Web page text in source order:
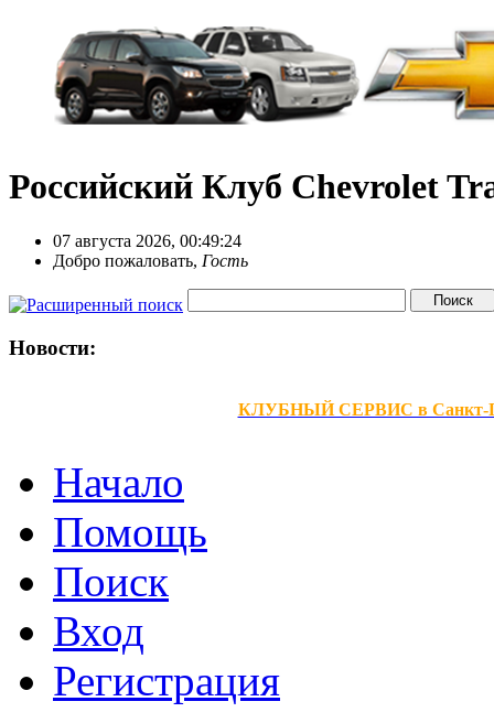
Российский Клуб Chevrolet
07 августа 2026, 00:49:24
Добро пожаловать, Гость
Новости:
КЛУБНЫЙ СЕРВИС в Санкт-
Начало
Помощь
Поиск
Вход
Регистрация